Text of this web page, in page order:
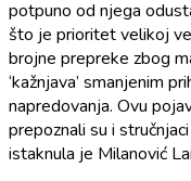
potpuno od njega
što je prioritet velikoj
brojne prepreke zbog
‘kažnjava’ smanjenim
napredovanja. Ovu
prepoznali su i
istaknula je Milanović